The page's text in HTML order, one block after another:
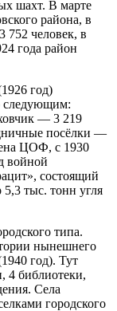
шахт. В марте
района, в
752 человек, в
года район
год)
следующим:
— 3 219
посёлки —
ЦОФ, с 1930
войной
состоящий
тыс. тонн угля
типа.
нынешнего
год). Тут
4 библиотеки,
Села
городского